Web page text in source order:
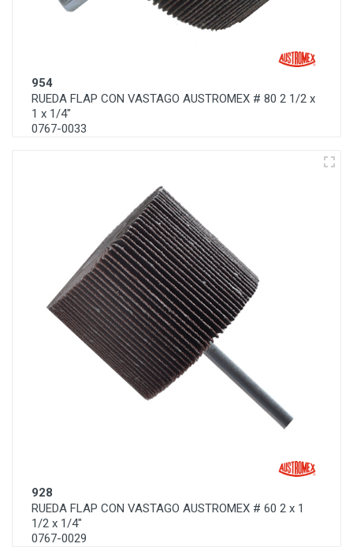
954
RUEDA FLAP CON VASTAGO AUSTROMEX # 80 2 1/2 x
1 x 1/4"
0767-0033
928
RUEDA FLAP CON VASTAGO AUSTROMEX # 60 2 x 1
1/2 x 1/4"
0767-0029